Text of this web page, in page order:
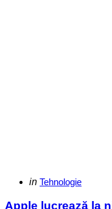
Categories
Posted
in Tehnologie
Apple lucrează la